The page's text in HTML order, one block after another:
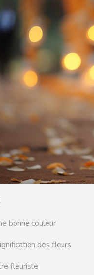
bonne couleur
des fleurs
fleuriste